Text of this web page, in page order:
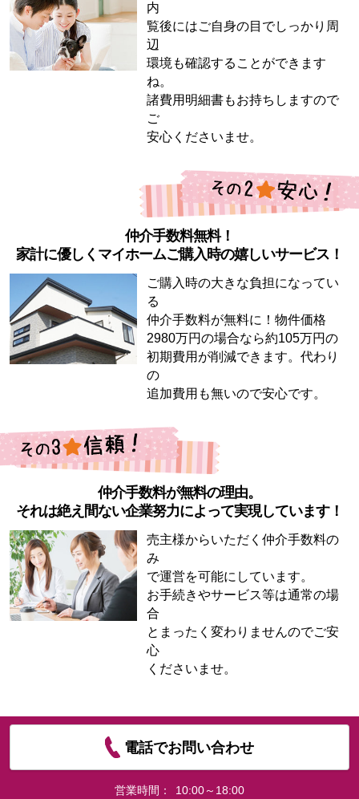
内
覧後にはご自身の目でしっかり周
辺
環境も確認することができます
ね。
諸費用明細書もお持ちしますので
ご
安心くださいませ。
仲介手数料無料！
家計に優しくマイホームご購入時の嬉しいサービス！
ご購入時の大きな負担になってい
る
仲介手数料が無料に！物件価格
2980万円の場合なら約105万円の
初期費用が削減できます。代わり
の
追加費用も無いので安心です。
仲介手数料が無料の理由。
それは絶え間ない企業努力によって実現しています！
売主様からいただく仲介手数料の
み
で運営を可能にしています。
お手続きやサービス等は通常の場
合
とまったく変わりませんのでご安
心
くださいませ。
電話でお問い合わせ
営業時間：
10:00～18:00